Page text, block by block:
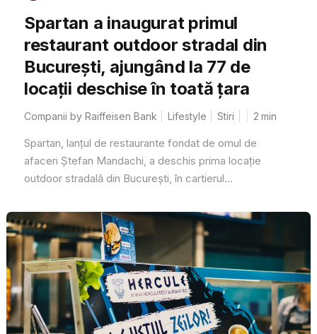
Spartan a inaugurat primul
restaurant outdoor stradal din
București, ajungând la 77 de
locații deschise în toată țara
Companii by Raiffeisen Bank Lifestyle Stiri 2 min
Spartan, lanțul de restaurante fondat de omul de
afaceri Ștefan Mandachi, a deschis prima locație
outdoor stradală din București, în cartierul...